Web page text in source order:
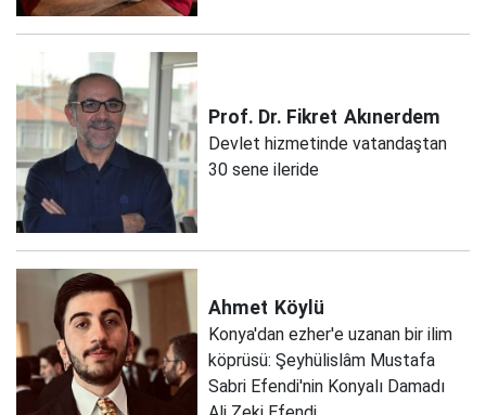
Prof. Dr. Fikret Akınerdem
Devlet hizmetinde vatandaştan
30 sene ileride
Ahmet Köylü
Konya'dan ezher'e uzanan bir ilim
köprüsü: Şeyhülislâm Mustafa
Sabri Efendi'nin Konyalı Damadı